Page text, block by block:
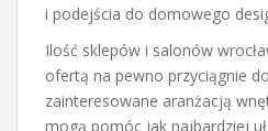
i podejścia do domowego
Ilość sklepów i salonów
ofertą na pewno przyciągnie
zainteresowane aranżacją
mogą pomóc jak najbardziej